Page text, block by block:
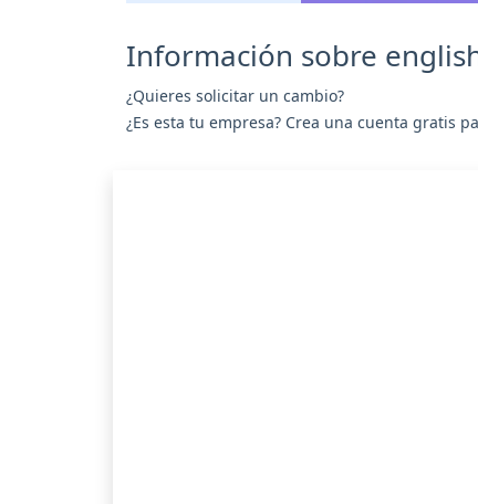
Información sobre
¿Quieres solicitar un cambio?
¿Es esta tu empresa? Crea una cuenta gratis